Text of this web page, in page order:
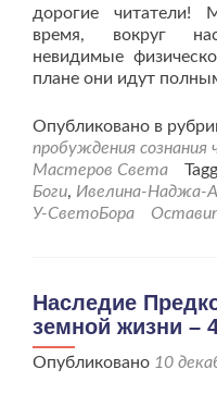
дорогие
время, вокруг
невидимые
плане они идут
Опубликовано в
пробуждения сознания
Мастеров Света
Боги, Ивелина-Наджа-
У-СветоБора
Наследие
земной жизни –
Опубликовано 10